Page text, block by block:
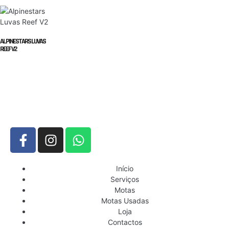
ALPINESTARS LUVAS
REEF V2
Início
Serviços
Motas
Motas Usadas
Loja
Contactos